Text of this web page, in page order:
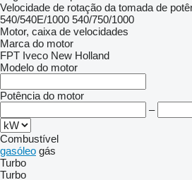
Velocidade de rotação da tomada de
540/540E/1000 540/750/1000
Motor, caixa de velocidades
Marca do motor
FPT Iveco New Holland
Modelo do motor
Potência do motor
–
Combustível
gasóleo gás
Turbo
Turbo